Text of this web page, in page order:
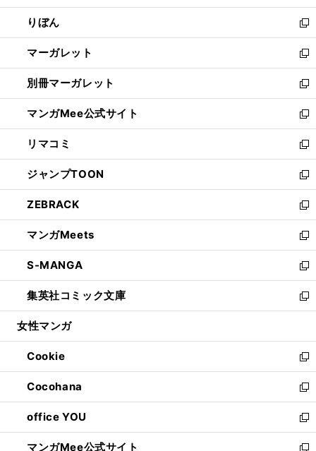
開
く
ウ
で
開
く
ン
ド
ウ
で
開
く
ウ
ィ
ン
ド
ウ
で
開
く
りぼん
新
し
い
ウ
ィ
ン
ド
ウ
で
開
く
マーガレット
新
し
い
ウ
ィ
ン
ド
ウ
で
開
く
別冊マーガレット
新
し
い
ウ
ィ
ン
ド
ウ
で
開
く
マンガMee公式サイト
新
し
い
ウ
ィ
ン
ド
ウ
で
開
く
リマコミ
新
し
い
ウ
ィ
ン
ド
ウ
で
開
く
ジャンプTOON
新
し
い
ウ
ィ
ン
ド
ウ
で
開
ZEBRACK
新
し
い
ウ
ィ
ン
ド
ウ
開
く
マンガMeets
新
し
い
ウ
ィ
ン
ウ
で
開
く
S-MANGA
新
し
い
ウ
ン
ド
ウ
で
開
く
集英社コミック文庫
新
し
ウ
ィ
ン
ド
ウ
で
開
く
女性マンガ
Cookie
新
し
い
ウ
ィ
ン
ド
Cocohana
新
し
い
ウ
office YOU
新
し
マンガMee公式サイト